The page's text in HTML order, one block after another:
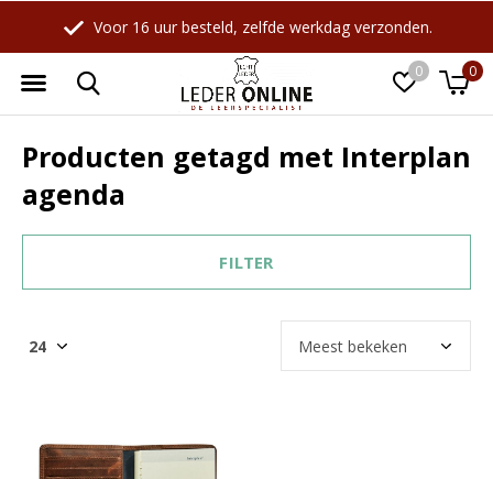
0 0
Voor 16 uur besteld, zelfde werkdag verzonden.
Producten getagd met Interplan
agenda
FILTER